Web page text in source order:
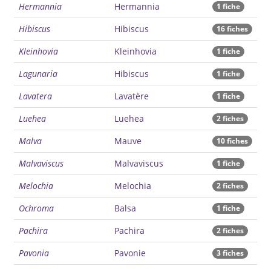
Hermannia Hermannia 1 fiche
Hibiscus Hibiscus 16 fiches
Kleinhovia Kleinhovia 1 fiche
Lagunaria Hibiscus 1 fiche
Lavatera Lavatère 1 fiche
Luehea Luehea 2 fiches
Malva Mauve 10 fiches
Malvaviscus Malvaviscus 1 fiche
Melochia Melochia 2 fiches
Ochroma Balsa 1 fiche
Pachira Pachira 2 fiches
Pavonia Pavonie 3 fiches